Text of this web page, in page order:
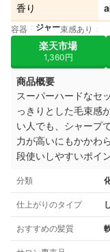
香り
容器 ジャー束感あり
楽天市場
1,360円
商品概要
スーパーハードなセ
っきりとした毛束感
い人でも、シャープ
力が高いにもかかわ
段使いしやすいポイ
分類
仕上がりのタイプ
おすすめの髪質